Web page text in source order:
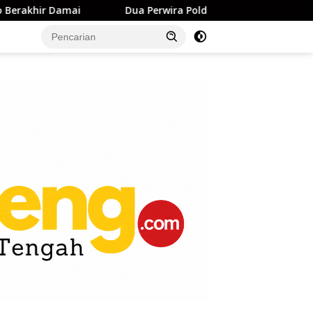
Dua Perwira Polda Sulteng Resmi Sandang Pangkat